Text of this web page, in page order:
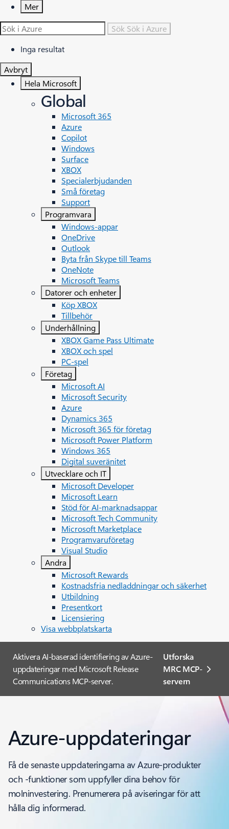
Mer
Sök Sök i Azure
Inga resultat
Avbryt
Hela Microsoft
Global
Microsoft 365
Azure
Copilot
Windows
Surface
XBOX
Specialerbjudanden
Små företag
Support
Programvara
Windows-appar
OneDrive
Outlook
Byta från Skype till Teams
OneNote
Microsoft Teams
Datorer och enheter
Köp XBOX
Tillbehör
Underhållning
XBOX Game Pass Ultimate
XBOX och spel
PC-spel
Företag
Microsoft AI
Microsoft Security
Azure
Dynamics 365
Microsoft 365 för företag
Microsoft Power Platform
Windows 365
Digital suveränitet
Utvecklare och IT
Microsoft Developer
Microsoft Learn
Stöd för AI-marknadsappar
Microsoft Tech Community
Microsoft Marketplace
Programvaruföretag
Visual Studio
Andra
Microsoft Rewards
Kostnadsfria nedladdningar och säkerhet
Utbildning
Presentkort
Licensiering
Visa webbplatskarta
Aktivera AI-baserad identifiering av Azure-
uppdateringar med Microsoft Release
Communications MCP-server.
Utforska
MRC MCP-
servern
Azure-uppdateringar
Få de senaste uppdateringarna av Azure-produkter
och -funktioner som uppfyller dina behov för
molninvestering. Prenumerera på aviseringar för att
hålla dig informerad.